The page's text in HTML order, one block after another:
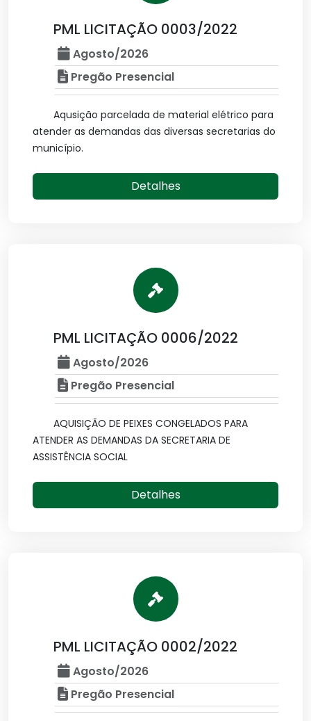
PML LICITAÇÃO 0003/2022
Agosto/2026
Pregão Presencial
Aqusição parcelada de material elétrico para
atender as demandas das diversas secretarias do
município.
Detalhes
PML LICITAÇÃO 0006/2022
Agosto/2026
Pregão Presencial
AQUISIÇÃO DE PEIXES CONGELADOS PARA
ATENDER AS DEMANDAS DA SECRETARIA DE
ASSISTÊNCIA SOCIAL
Detalhes
PML LICITAÇÃO 0002/2022
Agosto/2026
Pregão Presencial